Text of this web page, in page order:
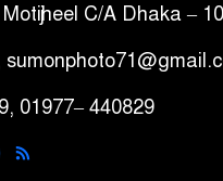
C/A Dhaka –
01977– 440829